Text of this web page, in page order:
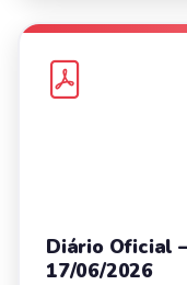
Diário Oficial
17/06/2026